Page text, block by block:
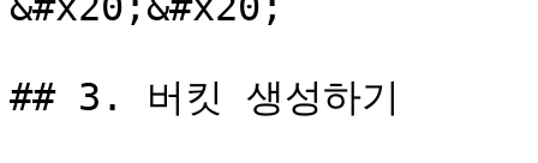
## 3. 버킷 생성하기